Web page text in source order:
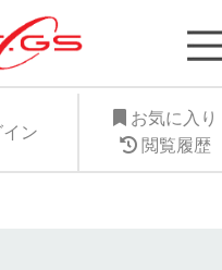
運営する中古車個人
。より安く中古車
の愛車を手放したい
客様が驚きの価格で
力で取り組みます。
ン
お気に入り
閲覧履歴